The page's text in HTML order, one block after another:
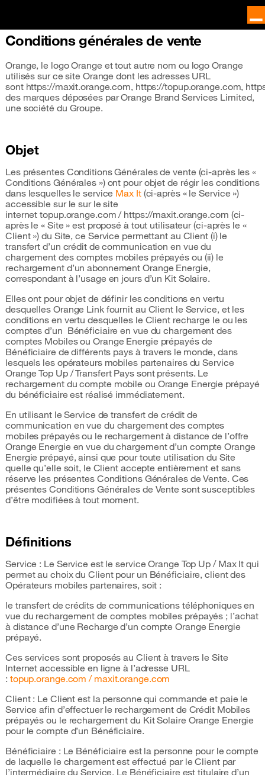
Conditions générales de vente
Orange, le logo Orange et tout autre nom ou logo Orange
utilisés sur ce site Orange dont les adresses URL
sont https://maxit.orange.com, https://topup.orange.com,
des marques déposées par Orange Brand Services Limited,
une société du Groupe.
Objet
Les présentes Conditions Générales de vente (ci-après les «
Conditions Générales ») ont pour objet de régir les conditions
dans lesquelles le service Max It (ci-après « le Service »)
accessible sur le sur le site
internet topup.orange.com / https://maxit.orange.com (ci-
après le « Site » est proposé à tout utilisateur (ci-après le «
Client ») du Site, ce Service permettant au Client (i) le
transfert d’un crédit de communication en vue du
chargement des comptes mobiles prépayés ou (ii) le
rechargement d’un abonnement Orange Energie,
correspondant à l’usage en jours d’un Kit Solaire.
Elles ont pour objet de définir les conditions en vertu
desquelles Orange Link fournit au Client le Service, et les
conditions en vertu desquelles le Client recharge le ou les
comptes d’un Bénéficiaire en vue du chargement des
comptes Mobiles ou Orange Energie prépayés de
Bénéficiaire de différents pays à travers le monde, dans
lesquels les opérateurs mobiles partenaires du Service
Orange Top Up / Transfert Pays sont présents. Le
rechargement du compte mobile ou Orange Energie prépayé
du bénéficiaire est réalisé immédiatement.
En utilisant le Service de transfert de crédit de
communication en vue du chargement des comptes
mobiles prépayés ou le rechargement à distance de l’offre
Orange Energie en vue du chargement d’un compte Orange
Energie prépayé, ainsi que pour toute utilisation du Site
quelle qu’elle soit, le Client accepte entièrement et sans
réserve les présentes Conditions Générales de Vente. Ces
présentes Conditions Générales de Vente sont susceptibles
d’être modifiées à tout moment.
Définitions
Service : Le Service est le service Orange Top Up / Max It qui
permet au choix du Client pour un Bénéficiaire, client des
Opérateurs mobiles partenaires, soit :
le transfert de crédits de communications téléphoniques en
vue du rechargement de comptes mobiles prépayés ; l’achat
à distance d’une Recharge d’un compte Orange Energie
prépayé.
Ces services sont proposés au Client à travers le Site
Internet accessible en ligne à l’adresse URL
: topup.orange.com / maxit.orange.com
Client : Le Client est la personne qui commande et paie le
Service afin d’effectuer le rechargement de Crédit Mobiles
prépayés ou le rechargement du Kit Solaire Orange Energie
pour le compte d’un Bénéficiaire.
Bénéficiaire : Le Bénéficiaire est la personne pour le compte
de laquelle le chargement est effectué par le Client par
l’intermédiaire du Service. Le Bénéficiaire est titulaire d’un